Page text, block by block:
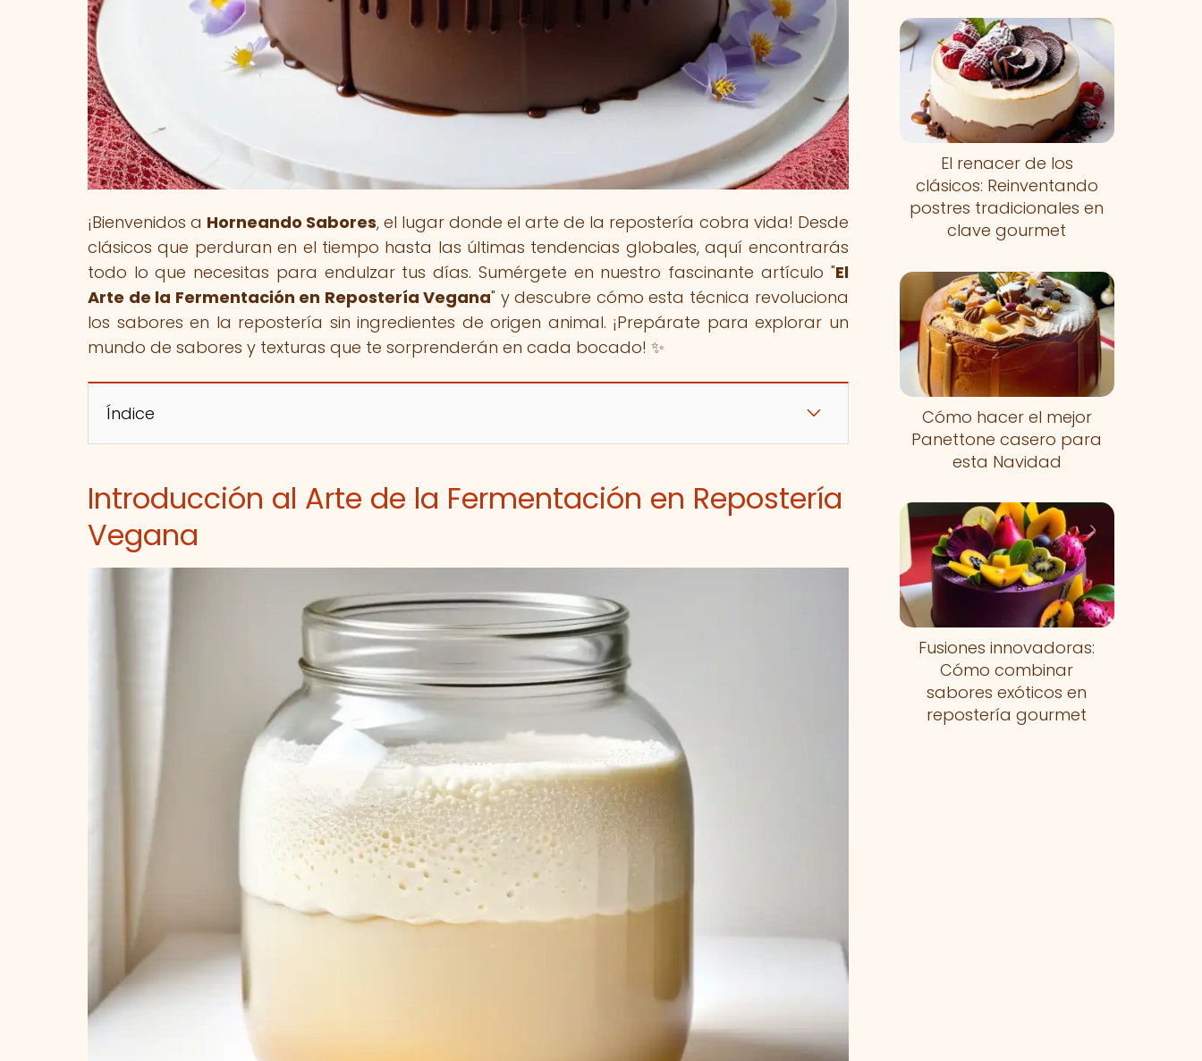
¡Bienvenidos a Horneando Sabores, el lugar donde el arte de la repostería cobra vida! Desde
clásicos que perduran en el tiempo hasta las últimas tendencias globales, aquí encontrarás
todo lo que necesitas para endulzar tus días. Sumérgete en nuestro fascinante artículo "El
Arte de la Fermentación en Repostería Vegana" y descubre cómo esta técnica revoluciona
los sabores en la repostería sin ingredientes de origen animal. ¡Prepárate para explorar un
mundo de sabores y texturas que te sorprenderán en cada bocado! ✨
Índice
Introducción al Arte de la Fermentación en Repostería
Vegana
El renacer de los
clásicos: Reinventando
postres tradicionales en
clave gourmet
Cómo hacer el mejor
Panettone casero para
esta Navidad
Fusiones innovadoras:
Cómo combinar
sabores exóticos en
repostería gourmet